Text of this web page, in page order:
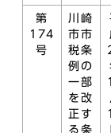
第
174
号
川崎
市市
税条
例の
一部
を改
正す
る条